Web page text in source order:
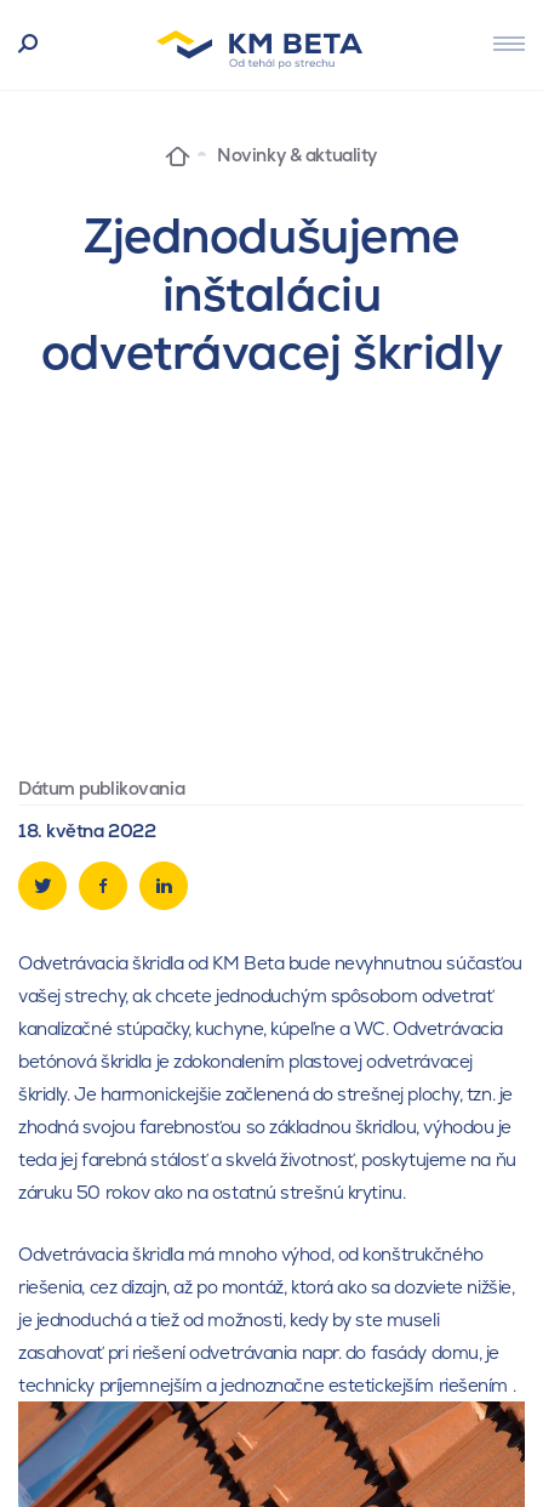
Novinky & aktuality
Zjednodušujeme
inštaláciu
odvetrávacej škridly
Dátum publikovania
18. května 2022
Odvetrávacia škridla od KM Beta bude nevyhnutnou súčasťou
vašej strechy, ak chcete jednoduchým spôsobom odvetrať
kanalizačné stúpačky, kuchyne, kúpeľne a WC. Odvetrávacia
betónová škridla je zdokonalením plastovej odvetrávacej
škridly. Je harmonickejšie začlenená do strešnej plochy, tzn. je
zhodná svojou farebnosťou so základnou škridlou, výhodou je
teda jej farebná stálosť a skvelá životnosť, poskytujeme na ňu
záruku 50 rokov ako na ostatnú strešnú krytinu.
Odvetrávacia škridla má mnoho výhod, od konštrukčného
riešenia, cez dizajn, až po montáž, ktorá ako sa dozviete nižšie,
je jednoduchá a tiež od možnosti, kedy by ste museli
zasahovať pri riešení odvetrávania napr. do fasády domu, je
technicky príjemnejším a jednoznačne estetickejším riešením .